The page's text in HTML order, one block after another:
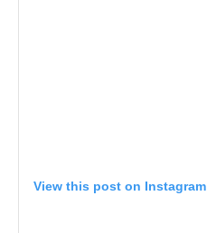
View this post on Instagram